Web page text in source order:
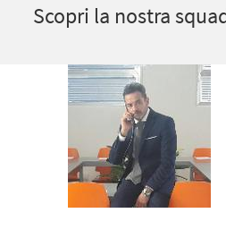
Scopri la nostra